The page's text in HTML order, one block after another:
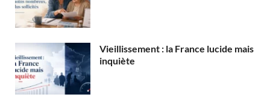
Vieillissement : la France lucide mais
inquiète